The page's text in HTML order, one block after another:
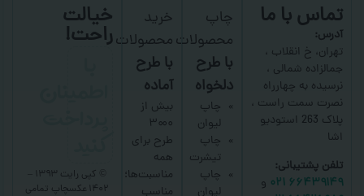
تماس با ما
آدرس:
تهران، خ انقلاب ،
جمالزاده شمالی ،
نرسیده به چهارراه
نصرت سمت راست ،
پلاک 263 استودیو
اشا
تلفن پشتیبانی:
۶۶۴۳۹۱۴۹ ۰۲۱
و
چاپ
محصولات
با طرح
دلخواه
چاپ
لیوان
چاپ
تیشرت
چاپ
لیوان
خرید
محصولات
با طرح
آماده
بیش از
۳۰۰۰
طرح برای
همه
مناسبت‌ها؛
مناسب
خیالت
راحت!
۱۴۰۲ عکسچاپ
تمامی